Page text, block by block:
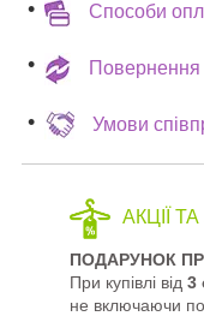
Способи
Повернення
Умови
АКЦІЇ
ПОДАРУНОК
При купівлі від 3
не включаючи